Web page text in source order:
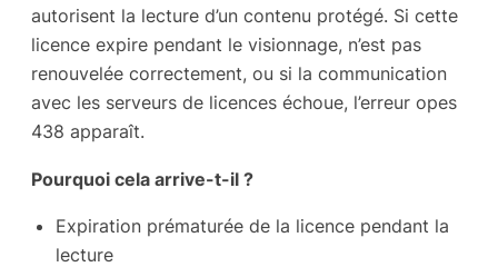
autorisent la lecture d’un contenu protégé. Si cette
licence expire pendant le visionnage, n’est pas
renouvelée correctement, ou si la communication
avec les serveurs de licences échoue, l’erreur opes
438 apparaît.
Pourquoi cela arrive-t-il ?
Expiration prématurée de la licence pendant la
lecture